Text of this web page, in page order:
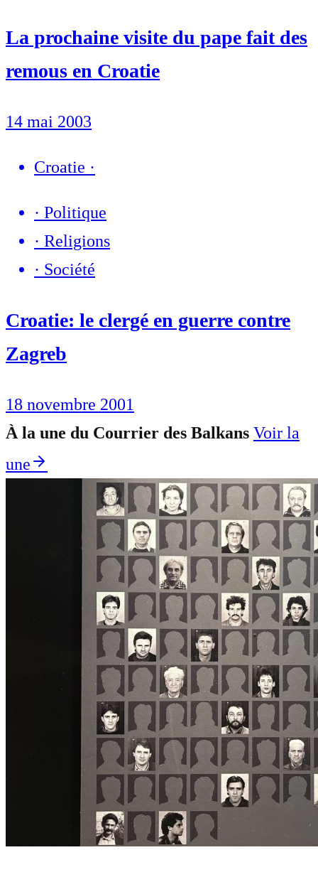
La prochaine visite du pape fait des
remous en Croatie
14 mai 2003
Croatie ·
· Politique
· Religions
· Société
Croatie: le clergé en guerre contre
Zagreb
18 novembre 2001
À la une du Courrier des Balkans Voir la
une